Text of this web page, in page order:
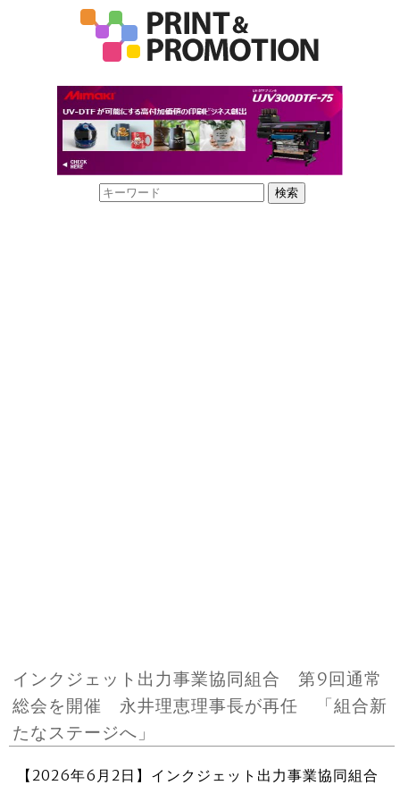
インクジェット出力事業協同組合 第9回通常
総会を開催 永井理恵理事長が再任 「組合新
たなステージへ」
【2026年6月2日】インクジェット出力事業協同組合